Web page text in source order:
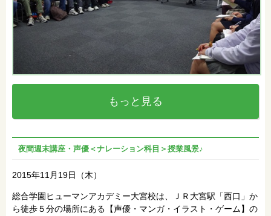
もっと見る
夜間週末講座・声優＜ナレーション科目＞授業風景♪
2015年11月19日（木）
総合学園ヒューマンアカデミー大宮校は、ＪＲ大宮駅「西口」か
ら徒歩５分の場所にある【声優・マンガ・イラスト・ゲーム】の